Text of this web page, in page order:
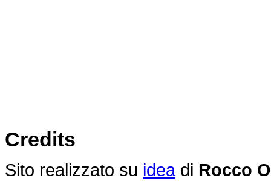
Credits
Sito realizzato su ideadi Rocco